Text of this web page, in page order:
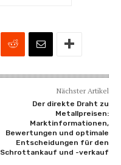
Nächster Artikel
Der direkte Draht zu
Metallpreisen:
Marktinformationen,
Bewertungen und optimale
Entscheidungen für den
Schrottankauf und -verkauf